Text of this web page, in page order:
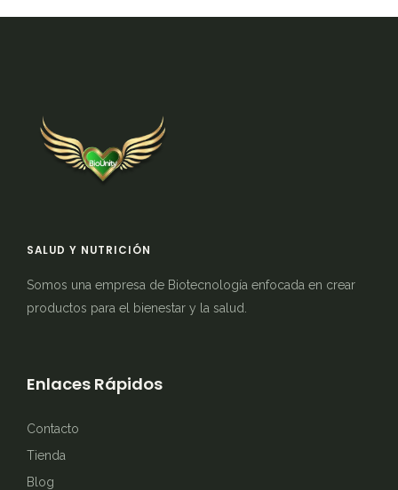
Enlaces Rápidos
Contacto
Tienda
Blog
SALUD Y NUTRICIÓN
Somos una empresa de Biotecnología enfocada en crear
productos para el bienestar y la salud.